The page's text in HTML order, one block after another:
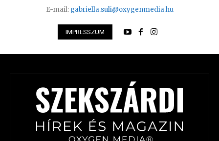
E-mail: gabriella.suli@oxygenmedia.hu
IMPRESSZUM